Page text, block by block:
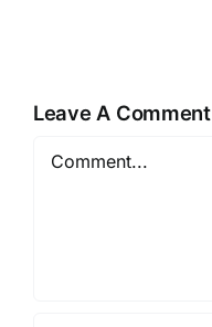
Leave A Comment
Comment